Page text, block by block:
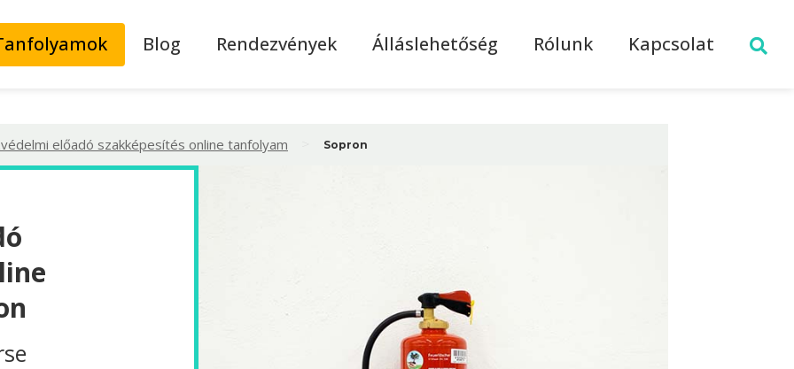
Blog Rendezvények Álláslehetőség Rólunk Kapcsolat
előadó szakképesítés online tanfolyam Sopron